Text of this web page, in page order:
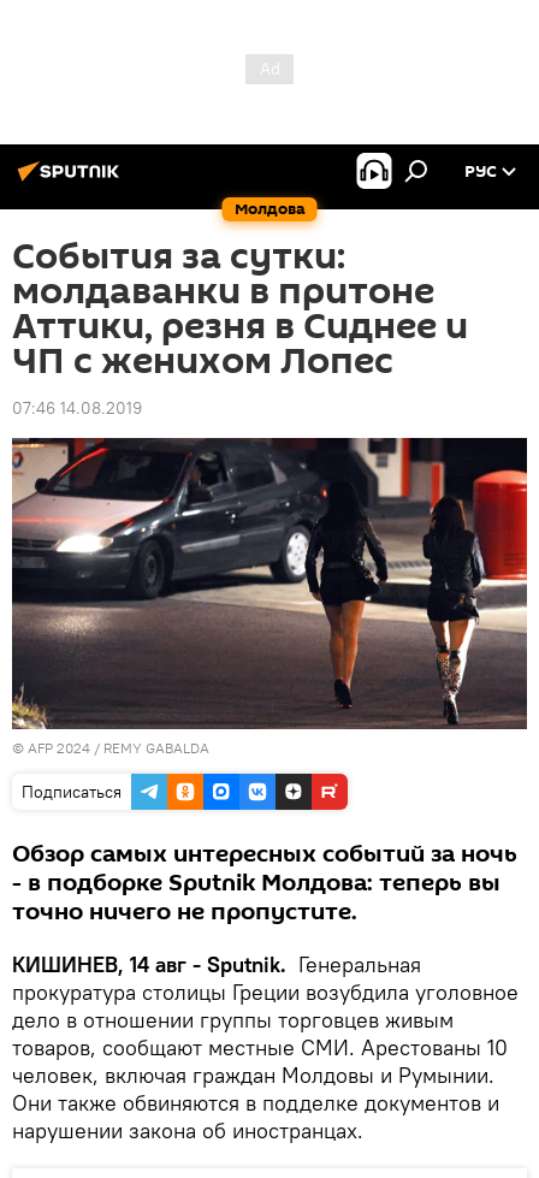
Молдова
РУС
События за сутки:
молдаванки в притоне
Аттики, резня в Сиднее и
ЧП с женихом Лопес
07:46 14.08.2019
© AFP 2024 / REMY GABALDA
Подписаться
Обзор самых интересных событий за ночь
- в подборке Sputnik Молдова: теперь вы
точно ничего не пропустите.
КИШИНЕВ, 14 авг - Sputnik. Генеральная
прокуратура столицы Греции возубдила уголовное
дело в отношении группы торговцев живым
товаров, сообщают местные СМИ. Арестованы 10
человек, включая граждан Молдовы и Румынии.
Они также обвиняются в подделке документов и
нарушении закона об иностранцах.